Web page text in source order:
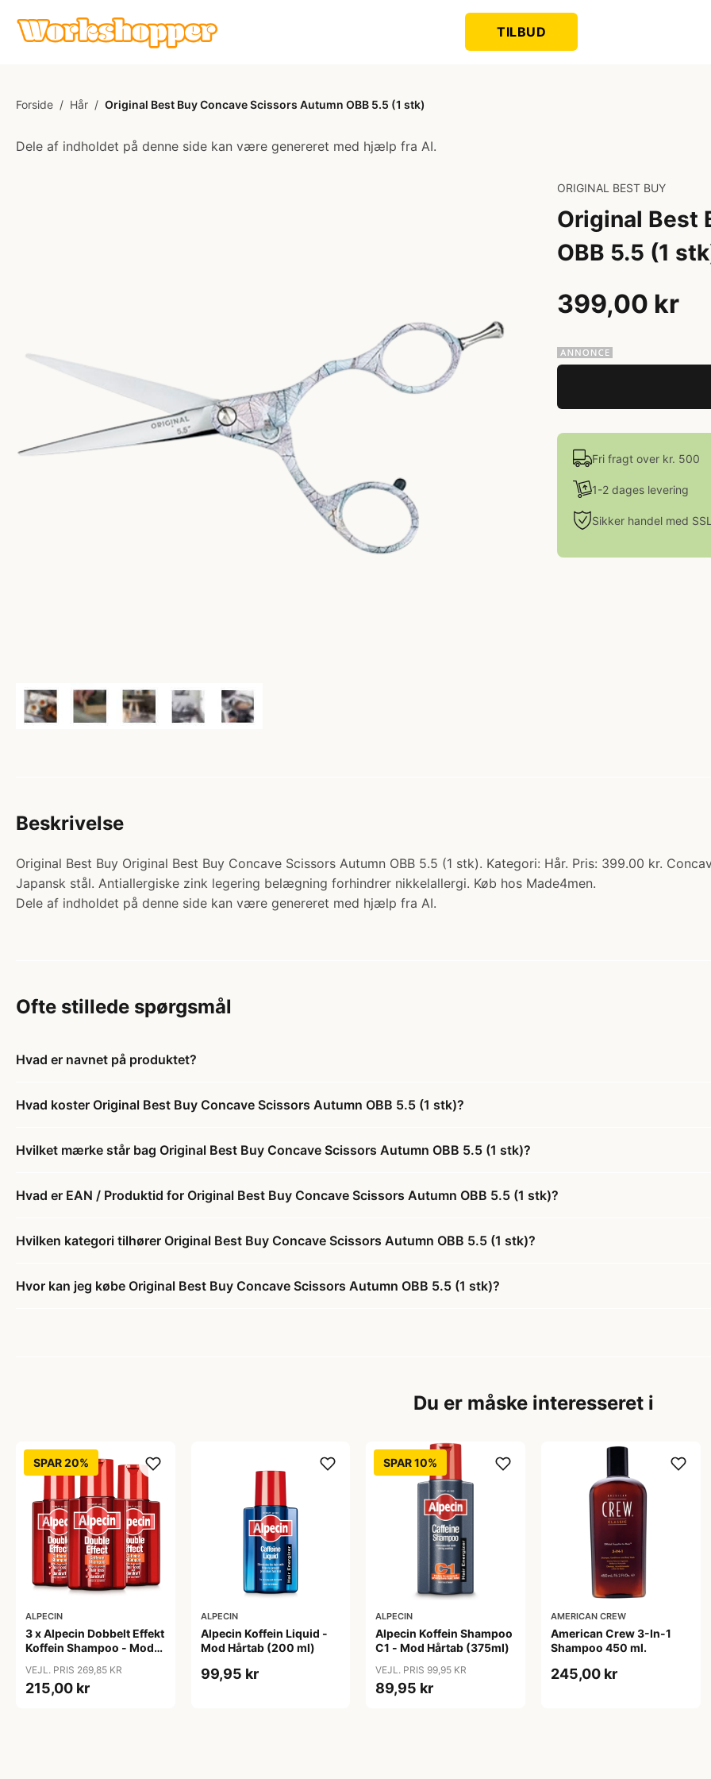
TILBUD
Forside / Hår / Original Best Buy Concave Scissors Autumn OBB 5.5 (1 stk)
Dele af indholdet på denne side kan være genereret med hjælp fra AI.
ORIGINAL BEST BUY
Original Best
OBB 5.5 (1
399,00 kr
Fri fragt over kr. 500
1-2 dages levering
Sikker handel med SSL
Beskrivelse
Original Best Buy Original Best Buy Concave Scissors Autumn OBB 5.5 (1 stk). Kategori: Hår. Pris: 399.00 kr.
Japansk stål. Antiallergiske zink legering belægning forhindrer nikkelallergi. Køb hos Made4men.
Dele af indholdet på denne side kan være genereret med hjælp fra AI.
Ofte stillede spørgsmål
Hvad er navnet på produktet?
Hvad koster Original Best Buy Concave Scissors Autumn OBB 5.5 (1 stk)?
Hvilket mærke står bag Original Best Buy Concave Scissors Autumn OBB 5.5 (1 stk)?
Hvad er EAN / Produktid for Original Best Buy Concave Scissors Autumn OBB 5.5 (1 stk)?
Hvilken kategori tilhører Original Best Buy Concave Scissors Autumn OBB 5.5 (1 stk)?
Hvor kan jeg købe Original Best Buy Concave Scissors Autumn OBB 5.5 (1 stk)?
Du er måske interesseret i
SPAR 20%
ALPECIN
3 x Alpecin Dobbelt Effekt
Koffein Shampoo - Mod
VEJL. PRIS 269,85 KR
215,00 kr
ALPECIN
Alpecin Koffein Liquid -
Mod Hårtab (200 ml)
99,95 kr
SPAR 10%
ALPECIN
Alpecin Koffein Shampoo
C1 - Mod Hårtab (375ml)
VEJL. PRIS 99,95 KR
89,95 kr
AMERICAN CREW
American Crew 3-In-1
Shampoo 450 ml.
245,00 kr